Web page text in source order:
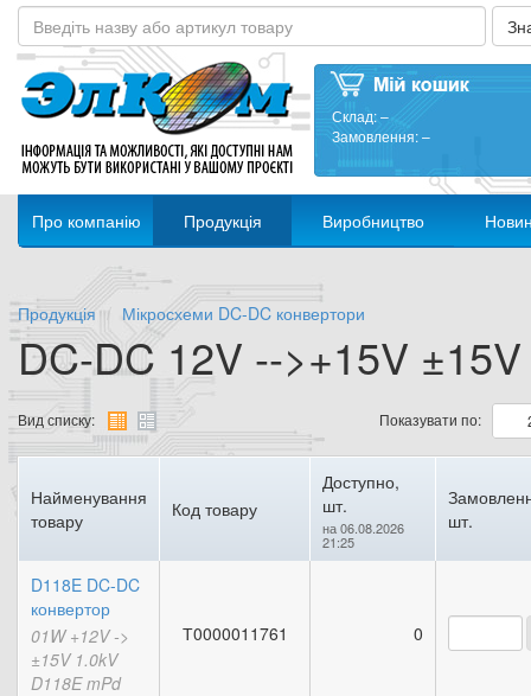
Склад:–
Замовлення:–
Про компанію Продукція Виробництво
Продукція Мікросхеми DC-DC конвертори
DC-DC 12V -->+15V ±15V
Вид списку: Показувати по:
Найменування
товару
Код товару
Доступно,
шт.
на 06.08.2026
21:25
шт.
D118E DC-DC
конвертор
01W +12V ->
±15V 1.0kV
D118E mPd
Т0000011761 0